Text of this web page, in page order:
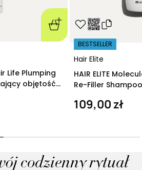
Life Plumping
objętość
Hair Elite
BESTSELLER
HAIR ELITE
Re-Filler
109,00 zł
codzienny rytuał